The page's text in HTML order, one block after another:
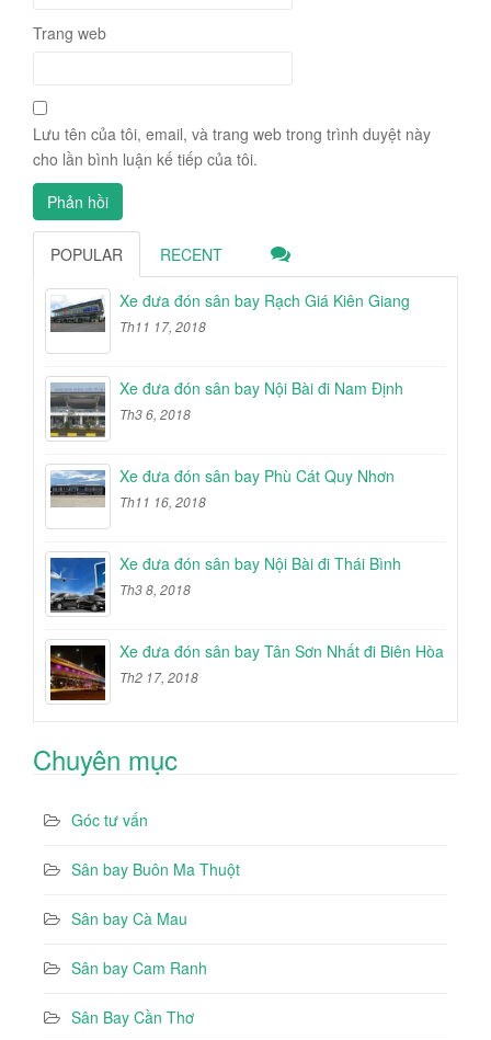
Trang web
Lưu tên của tôi, email, và trang web trong trình duyệt này
cho lần bình luận kế tiếp của tôi.
POPULAR RECENT
Xe đưa đón sân bay Rạch Giá Kiên Giang
Th11 17, 2018
Xe đưa đón sân bay Nội Bài đi Nam Định
Th3 6, 2018
Xe đưa đón sân bay Phù Cát Quy Nhơn
Th11 16, 2018
Xe đưa đón sân bay Nội Bài đi Thái Bình
Th3 8, 2018
Xe đưa đón sân bay Tân Sơn Nhất đi Biên Hòa
Th2 17, 2018
Chuyên mục
Góc tư vấn
Sân bay Buôn Ma Thuột
Sân bay Cà Mau
Sân bay Cam Ranh
Sân Bay Cần Thơ